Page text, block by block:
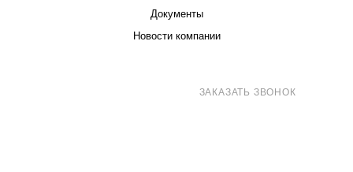
Документы
Новости компании
ЗАКАЗАТЬ ЗВОНОК